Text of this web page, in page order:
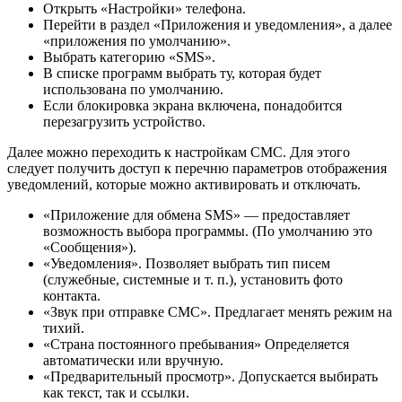
Открыть «Настройки» телефона.
Перейти в раздел «Приложения и уведомления», а далее
«приложения по умолчанию».
Выбрать категорию «SMS».
В списке программ выбрать ту, которая будет
использована по умолчанию.
Если блокировка экрана включена, понадобится
перезагрузить устройство.
Далее можно переходить к настройкам СМС. Для этого
следует получить доступ к перечню параметров отображения
уведомлений, которые можно активировать и отключать.
«Приложение для обмена SMS» — предоставляет
возможность выбора программы. (По умолчанию это
«Сообщения»).
«Уведомления». Позволяет выбрать тип писем
(служебные, системные и т. п.), установить фото
контакта.
«Звук при отправке СМС». Предлагает менять режим на
тихий.
«Страна постоянного пребывания» Определяется
автоматически или вручную.
«Предварительный просмотр». Допускается выбирать
как текст, так и ссылки.